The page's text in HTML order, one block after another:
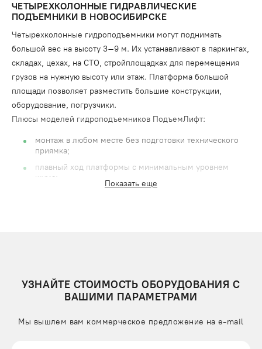
ЧЕТЫРЕХКОЛОННЫЕ ГИДРАВЛИЧЕСКИЕ
ПОДЪЕМНИКИ В НОВОСИБИРСКЕ
Четырехколонные гидроподъемники могут поднимать
большой вес на высоту 3–9 м. Их устанавливают в паркингах,
складах, цехах, на СТО, стройплощадках для перемещения
грузов на нужную высоту или этаж. Платформа большой
площади позволяет разместить большие конструкции,
оборудование, погрузчики.
Плюсы моделей гидроподъемников ПодъемЛифт:
монтаж в любом месте без подготовки технического
приямка;
плавный ход платформы с минимальным уровнем
шума;
калькулятором, чтобы рассчитать стоимость оборудования с
нужными параметрами.
ОСОБЕННОСТИ ЧЕТЫРЕХКОЛОННЫХ ГИДРАВЛИЧЕСКИХ
Показать еще
УЗНАЙТЕ СТОИМОСТЬ ОБОРУДОВАНИЯ С
ВАШИМИ ПАРАМЕТРАМИ
Мы вышлем вам коммерческое предложение на e-mail